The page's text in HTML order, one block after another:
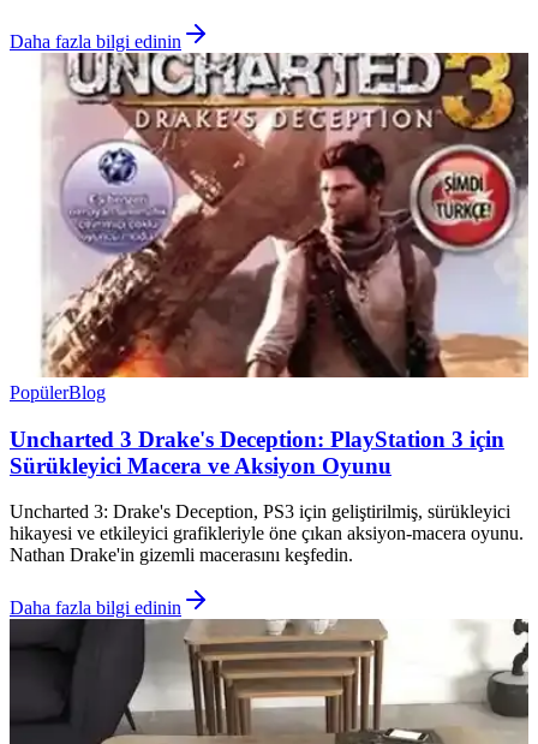
Daha fazla bilgi edinin
PopülerBlog
Uncharted 3 Drake's Deception: PlayStation 3 için
Sürükleyici Macera ve Aksiyon Oyunu
Uncharted 3: Drake's Deception, PS3 için geliştirilmiş, sürükleyici
hikayesi ve etkileyici grafikleriyle öne çıkan aksiyon-macera oyunu.
Nathan Drake'in gizemli macerasını keşfedin.
Daha fazla bilgi edinin